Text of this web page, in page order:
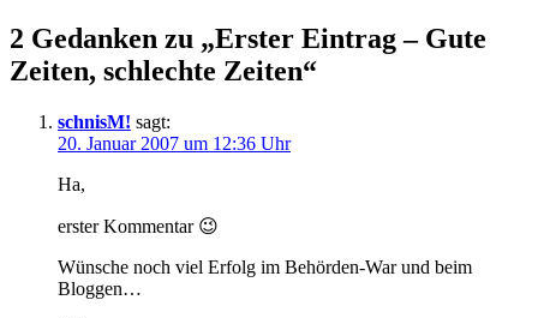
2 Gedanken zu „Erster Eintrag – Gute
Zeiten, schlechte Zeiten“
schnisM! sagt:
20. Januar 2007 um 12:36 Uhr
Ha,
erster Kommentar 😉
Wünsche noch viel Erfolg im Behörden-War und beim
Bloggen…